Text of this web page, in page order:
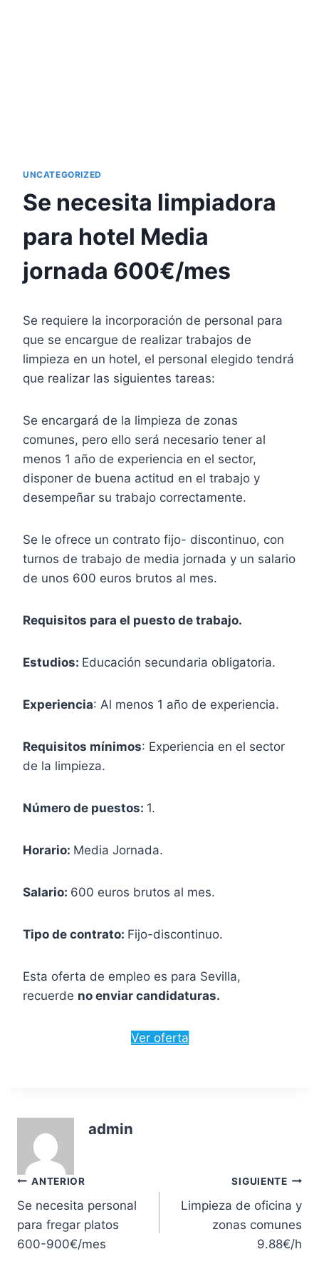
UNCATEGORIZED
Se necesita limpiadora
para hotel Media
jornada 600€/mes
Se requiere la incorporación de personal para
que se encargue de realizar trabajos de
limpieza en un hotel, el personal elegido tendrá
que realizar las siguientes tareas:
Se encargará de la limpieza de zonas
comunes, pero ello será necesario tener al
menos 1 año de experiencia en el sector,
disponer de buena actitud en el trabajo y
desempeñar su trabajo correctamente.
Se le ofrece un contrato fijo- discontinuo, con
turnos de trabajo de media jornada y un salario
de unos 600 euros brutos al mes.
Requisitos para el puesto de trabajo.
Estudios: Educación secundaria obligatoria.
Experiencia: Al menos 1 año de experiencia.
Requisitos mínimos: Experiencia en el sector
de la limpieza.
Número de puestos: 1.
Horario: Media Jornada.
Salario: 600 euros brutos al mes.
Tipo de contrato: Fijo-discontinuo.
Esta oferta de empleo es para Sevilla,
recuerde no enviar candidaturas.
Ver oferta
admin
Navegación
de
entradas
ANTERIOR
Se necesita personal
para fregar platos
600-900€/mes
SIGUIENTE
Limpieza de oficina y
zonas comunes
9.88€/h